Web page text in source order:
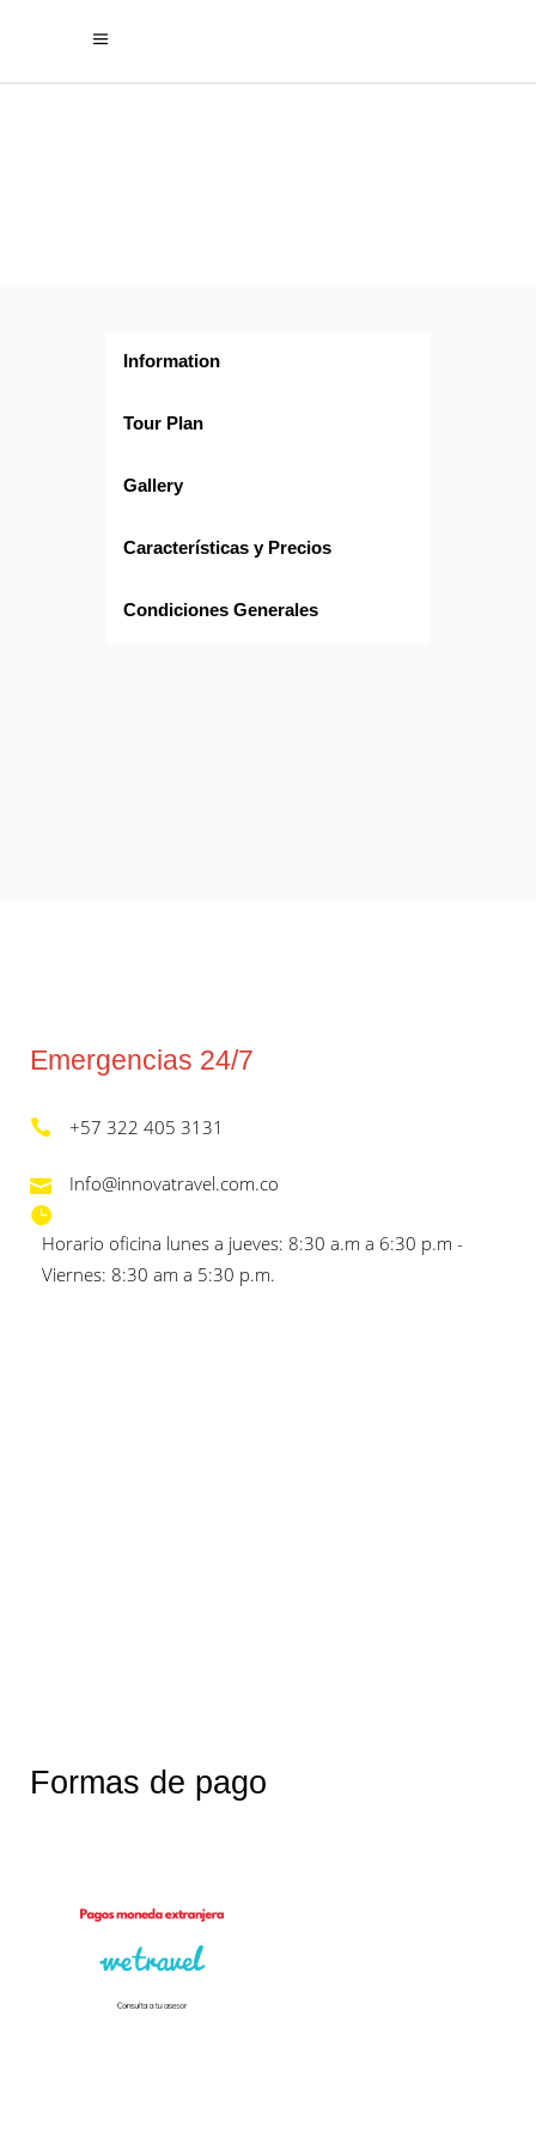
Information
Tour Plan
Gallery
Características y Precios
Condiciones Generales
Emergencias 24/7
+57 322 405 3131
Info@innovatravel.com.co
Horario oficina lunes a jueves: 8:30 a.m a 6:30 p.m -
Viernes: 8:30 am a 5:30 p.m.
Formas de pago